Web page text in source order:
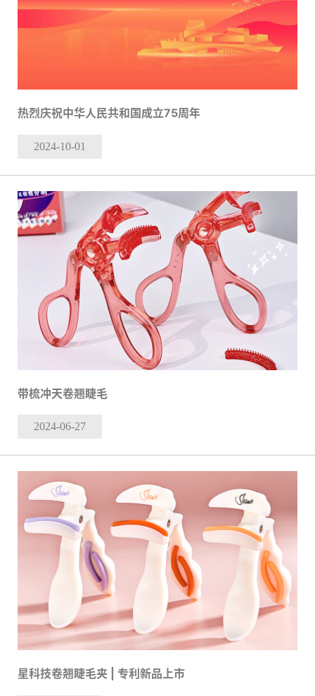
热烈庆祝中华人民共和国成立75周年
2024-10-01
带梳冲天卷翘睫毛
2024-06-27
星科技卷翘睫毛夹 | 专利新品上市